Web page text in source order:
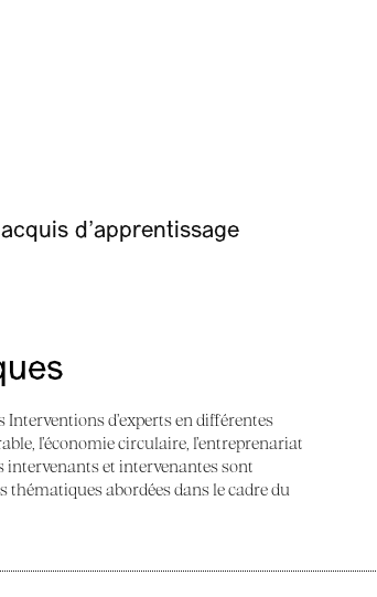
d’apprentissage
Interventions d’experts en différentes
l’économie circulaire, l’entreprenariat
intervenants et intervenantes sont
thématiques abordées dans le cadre du